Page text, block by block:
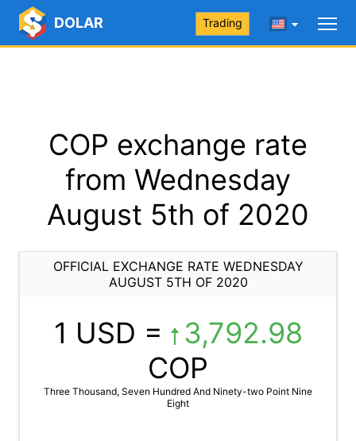
DOLAR Trading
COP exchange rate
from Wednesday
August 5th of 2020
OFFICIAL EXCHANGE RATE WEDNESDAY
AUGUST 5TH OF 2020
1 USD =
3,792.98
COP
Three Thousand, Seven Hundred And Ninety-two Point Nine
Eight